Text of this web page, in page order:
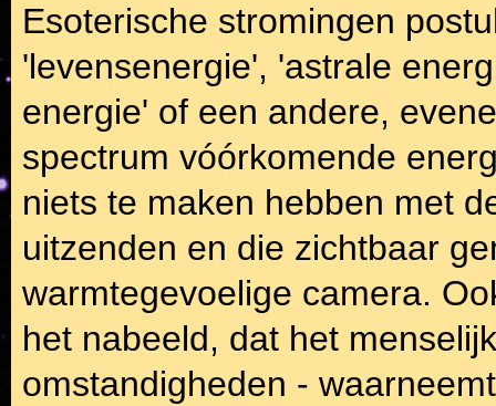
Esoterische stromingen
'levensenergie', 'astrale
energie' of een andere,
spectrum vóórkomende
niets te maken hebben met
uitzenden en die zichtbaar
warmtegevoelige camera.
het nabeeld, dat het
omstandigheden -